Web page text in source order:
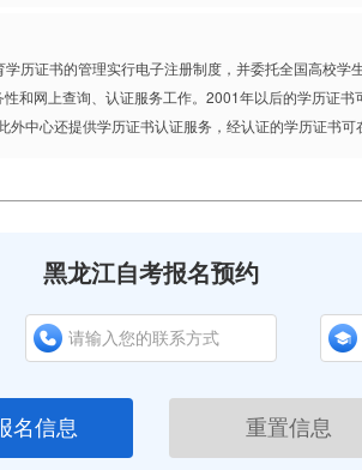
历证书的管理实行电子注册制度，并委托全国高校学
和网上查询、认证服务工作。2001年以后的学历证
中心还提供学历证书认证服务，经认证的学历证书可
黑龙江自考报名预约
名信息 重置信息